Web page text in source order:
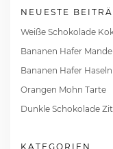
NEUESTE
Weiße Schokolade
Bananen Hafer
Bananen Hafer
Orangen Mohn Tarte
Dunkle Schokolade
KATEGORIEN